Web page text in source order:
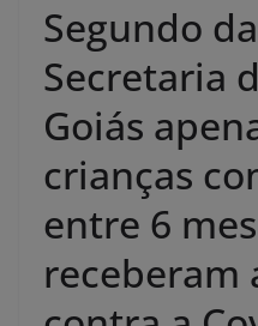
Segundo
Secretaria
Goiás
crianças
entre 6
receberam